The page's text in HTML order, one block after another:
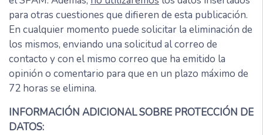
para otras cuestiones que difieren de esta publicación.
En cualquier momento puede solicitar la eliminación de
los mismos, enviando una solicitud al correo de
contacto y con el mismo correo que ha emitido la
opinión o comentario para que en un plazo máximo de
72 horas se elimina.
INFORMACIÓN ADICIONAL SOBRE PROTECCIÓN DE
DATOS: